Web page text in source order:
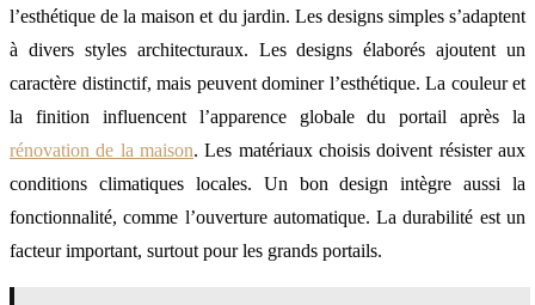
l’esthétique de la maison et du jardin. Les designs simples s’adaptent
à divers styles architecturaux. Les designs élaborés ajoutent un
caractère distinctif, mais peuvent dominer l’esthétique. La couleur et
la finition influencent l’apparence globale du portail après la
rénovation de la maison. Les matériaux choisis doivent résister aux
conditions climatiques locales. Un bon design intègre aussi la
fonctionnalité, comme l’ouverture automatique. La durabilité est un
facteur important, surtout pour les grands portails.